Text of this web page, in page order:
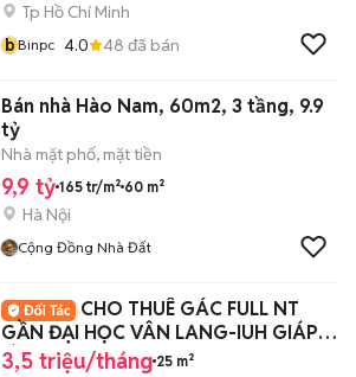
Tp Hồ Chí Minh
bBinpc 4.0 48 đã bán
Bán nhà Hào Nam, 60m2, 3 tầng, 9.9
tỷ
Nhà mặt phố, mặt tiền
9,9 tỷ 165 tr/m² 60 m²
Hà Nội
Cộng Đồng Nhà Đất
CHO THUÊ GÁC FULL NT
GẦN ĐẠI HỌC VÂN LANG-IUH GIÁP
BÌNH THẠNH-PN
3,5 triệu/tháng 25 m²